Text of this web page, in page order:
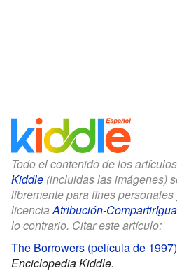
Todo el contenido de los
Kiddle (incluidas las imágenes)
libremente para fines
licenciaAtribución-
lo contrario. Citar este artículo:
The Borrowers (película de
Enciclopedia Kiddle.